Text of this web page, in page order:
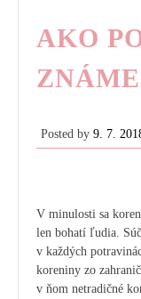
AKO
Posted by 9. 7.
V minulosti sa
len bohatí ľudia.
v každých
koreniny zo
v ňom netradičné